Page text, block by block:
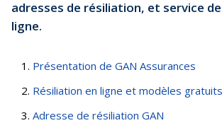
adresses de résiliation, et service
ligne.
Présentation de GAN Assurances
Résiliation en ligne et modèles gratuits
Adresse de résiliation GAN